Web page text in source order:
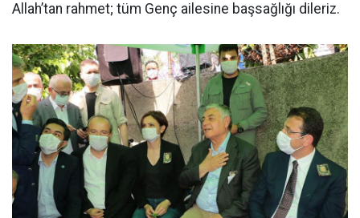
Allah’tan rahmet; tüm Genç ailesine başsağlığı dileriz.